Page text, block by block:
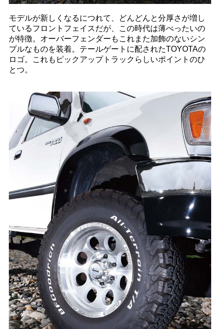
モデルが新しくなるにつれて、どんどんと分厚さが増し
ているフロントフェイスだが、この時代は薄べったいの
が特徴。オーバーフェンダーもこれまた加飾のないシン
プルなものを装着。テールゲートに配されたTOYOTAの
ロゴ。これもピックアップトラックらしいポイントのひ
とつ。